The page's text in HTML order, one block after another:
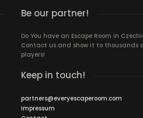
Be our partner!
Do You have an Escape Room in
Contact us and show it to thousands
players!
Keep in touch!
partners@everyescaperoom.com
Impressum